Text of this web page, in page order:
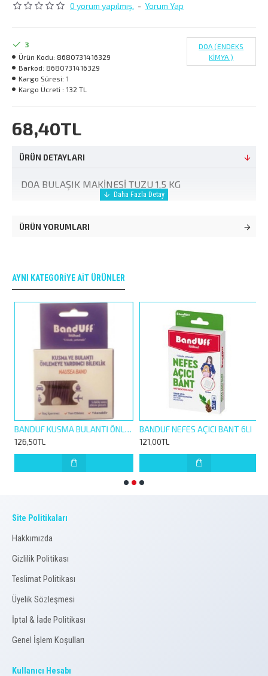
0 yorum yapılmış. - Yorum Yap
68,40TL
3
Ürün Kodu: 8680731416329
Barkod: 8680731416329
Kargo Süresi: 1
Kargo Ücreti : 132 TL
DOA (ENDEKS
KİMYA )
ÜRÜN DETAYLARI
DOA BULAŞIK MAKİNESİ TUZU 1,5 KG
ÜRÜN YORUMLARI
AYNI KATEGORIYE AIT ÜRÜNLER
BANDUF KUSMA BULANTI ÖNLEYİCİ BİLEKLİK 1 ÇİFT
126,50TL
BANDUF NEFES AÇICI BANT 6LI
121,00TL
Site Politikaları
Hakkımızda
Gizlilik Politikası
Teslimat Politikası
Üyelik Sözleşmesi
İptal & İade Politikası
Genel İşlem Koşulları
Kullanıcı Hesabı